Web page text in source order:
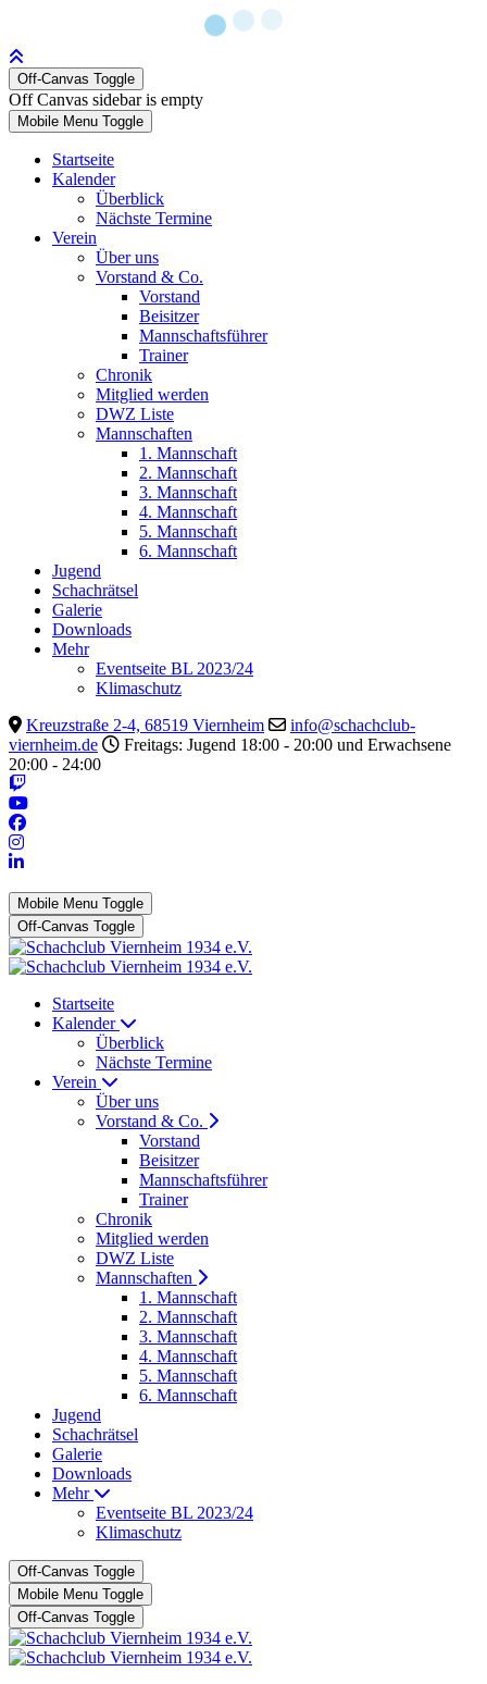
Off-Canvas Toggle
Off Canvas sidebar is empty
Mobile Menu Toggle
Startseite
Kalender
Überblick
Nächste Termine
Verein
Über uns
Vorstand & Co.
Vorstand
Beisitzer
Mannschaftsführer
Trainer
Chronik
Mitglied werden
DWZ Liste
Mannschaften
1. Mannschaft
2. Mannschaft
3. Mannschaft
4. Mannschaft
5. Mannschaft
6. Mannschaft
Jugend
Schachrätsel
Galerie
Downloads
Mehr
Eventseite BL 2023/24
Klimaschutz
Kreuzstraße 2-4, 68519 Viernheim
info@schachclub-
viernheim.de
Freitags: Jugend 18:00 - 20:00 und Erwachsene
20:00 - 24:00
Mobile Menu Toggle
Off-Canvas Toggle
Startseite
Kalender
Überblick
Nächste Termine
Verein
Über uns
Vorstand & Co.
Vorstand
Beisitzer
Mannschaftsführer
Trainer
Chronik
Mitglied werden
DWZ Liste
Mannschaften
1. Mannschaft
2. Mannschaft
3. Mannschaft
4. Mannschaft
5. Mannschaft
6. Mannschaft
Jugend
Schachrätsel
Galerie
Downloads
Mehr
Eventseite BL 2023/24
Klimaschutz
Off-Canvas Toggle
Mobile Menu Toggle
Off-Canvas Toggle